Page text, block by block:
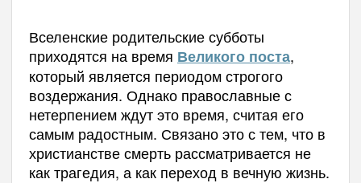
Вселенские родительские субботы
приходятся на время Великого поста,
который является периодом строгого
воздержания. Однако православные с
нетерпением ждут это время, считая его
самым радостным. Связано это с тем, что в
христианстве смерть рассматривается не
как трагедия, а как переход в вечную жизнь.